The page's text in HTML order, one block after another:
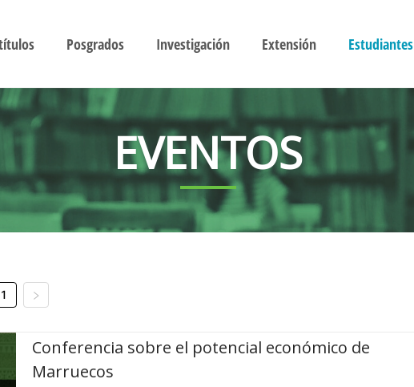
Posgrados Investigación Extensión Estudiantes
EVENTOS
1
Conferencia sobre el potencial económico de
Marruecos